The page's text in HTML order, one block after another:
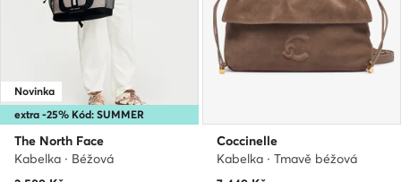
extra -25% Kód: SUMMER
Novinka
The North Face
Kabelka · Béžová
Coccinelle
Kabelka · Tmavě béžová